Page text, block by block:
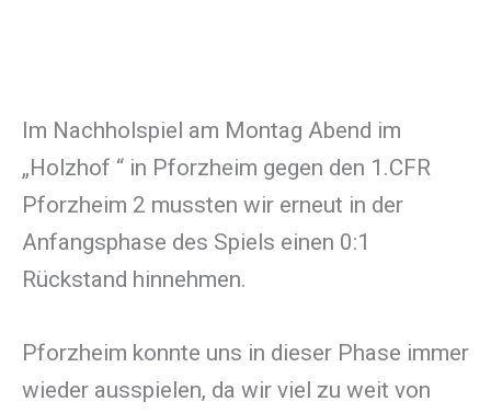
Im Nachholspiel am Montag Abend im
„Holzhof “ in Pforzheim gegen den 1.CFR
Pforzheim 2 mussten wir erneut in der
Anfangsphase des Spiels einen 0:1
Rückstand hinnehmen.
Pforzheim konnte uns in dieser Phase immer
wieder ausspielen, da wir viel zu weit von